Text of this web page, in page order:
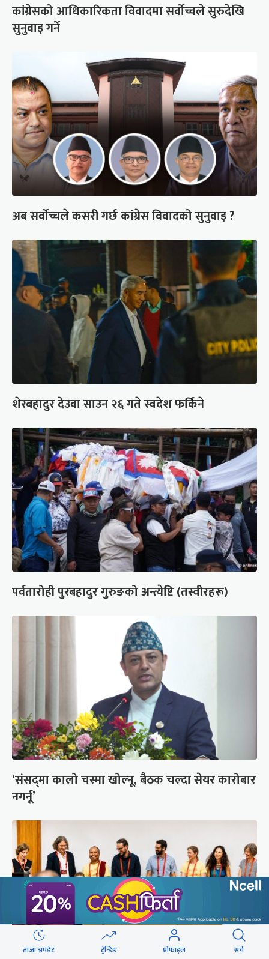
कांग्रेसको आधिकारिकता विवादमा सर्वोच्चले सुरुदेखि
सुनुवाइ गर्ने
अब सर्वोच्चले कसरी गर्छ कांग्रेस विवादको सुनुवाइ ?
शेरबहादुर देउवा साउन २६ गते स्वदेश फर्किने
पर्वतारोही पुरबहादुर गुरुङको अन्त्येष्टि (तस्वीरहरू)
‘संसद्‍मा कालो चस्मा खोल्नू, बैठक चल्दा सेयर कारोबार
नगर्नू’
ताजा अपडेट ट्रेन्डिङ प्रोफाइल सर्च